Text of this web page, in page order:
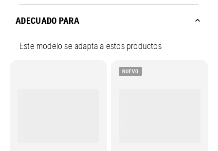
ADECUADO PARA
Este modelo se adapta a estos productos
NUEVO